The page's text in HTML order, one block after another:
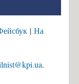
| На
.